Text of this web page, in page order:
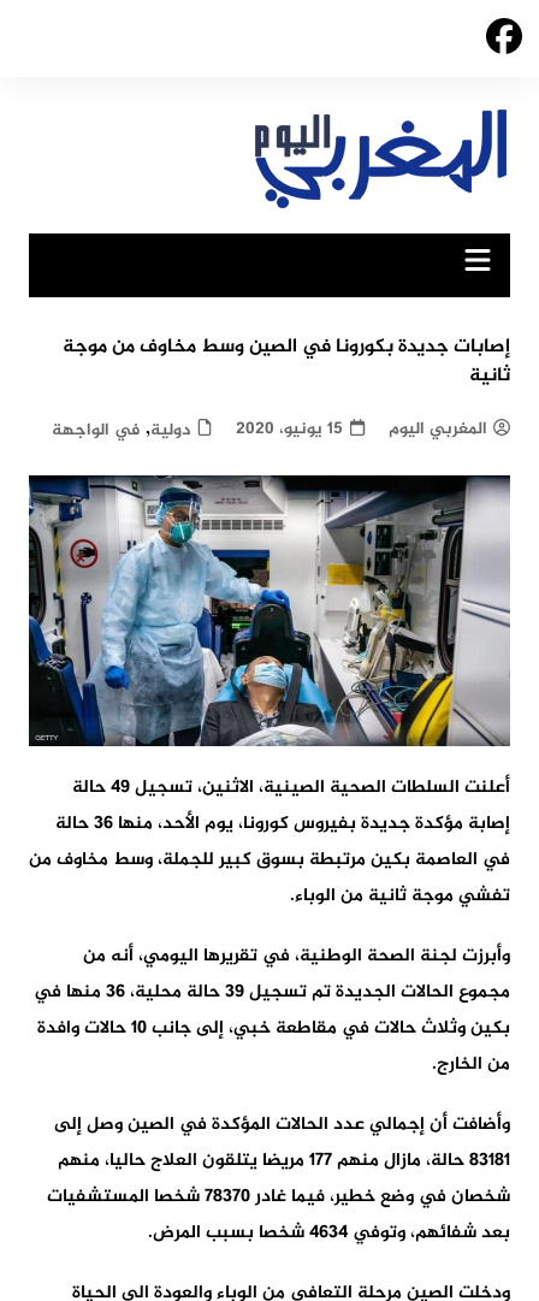
Skip
إصابات جديدة بكورونا في الصين وسط مخاوف من موجة
ثانية
المغربي اليوم 15 يونيو، 2020 دولية, في الواجهة
أعلنت السلطات الصحية الصينية، الاثنين، تسجيل 49 حالة
إصابة مؤكدة جديدة بفيروس كورونا، يوم الأحد، منها 36 حالة
في العاصمة بكين مرتبطة بسوق كبير للجملة، وسط مخاوف من
تفشي موجة ثانية من الوباء.
وأبرزت لجنة الصحة الوطنية، في تقريرها اليومي، أنه من
مجموع الحالات الجديدة تم تسجيل 39 حالة محلية، 36 منها في
بكين وثلاث حالات في مقاطعة خبي، إلى جانب 10 حالات وافدة
من الخارج.
وأضافت أن إجمالي عدد الحالات المؤكدة في الصين وصل إلى
83181 حالة، مازال منهم 177 مريضا يتلقون العلاج حاليا، منهم
شخصان في وضع خطير، فيما غادر 78370 شخصا المستشفيات
بعد شفائهم، وتوفي 4634 شخصا بسبب المرض.
ودخلت الصين مرحلة التعافي من الوباء والعودة الى الحياة